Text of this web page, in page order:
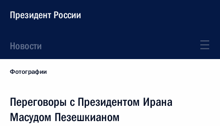
Президент России
Новости
Фотографии
Переговоры с Президентом Ирана
Масудом Пезешкианом